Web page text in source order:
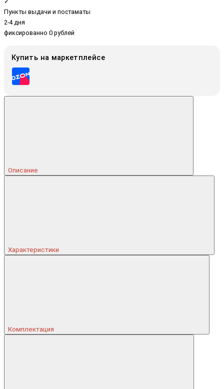
Пункты выдачи и постаматы
2-4 дня
фиксированно 0 рублей
Купить на маркетплейсе
Описание
Характеристики
Комплектация